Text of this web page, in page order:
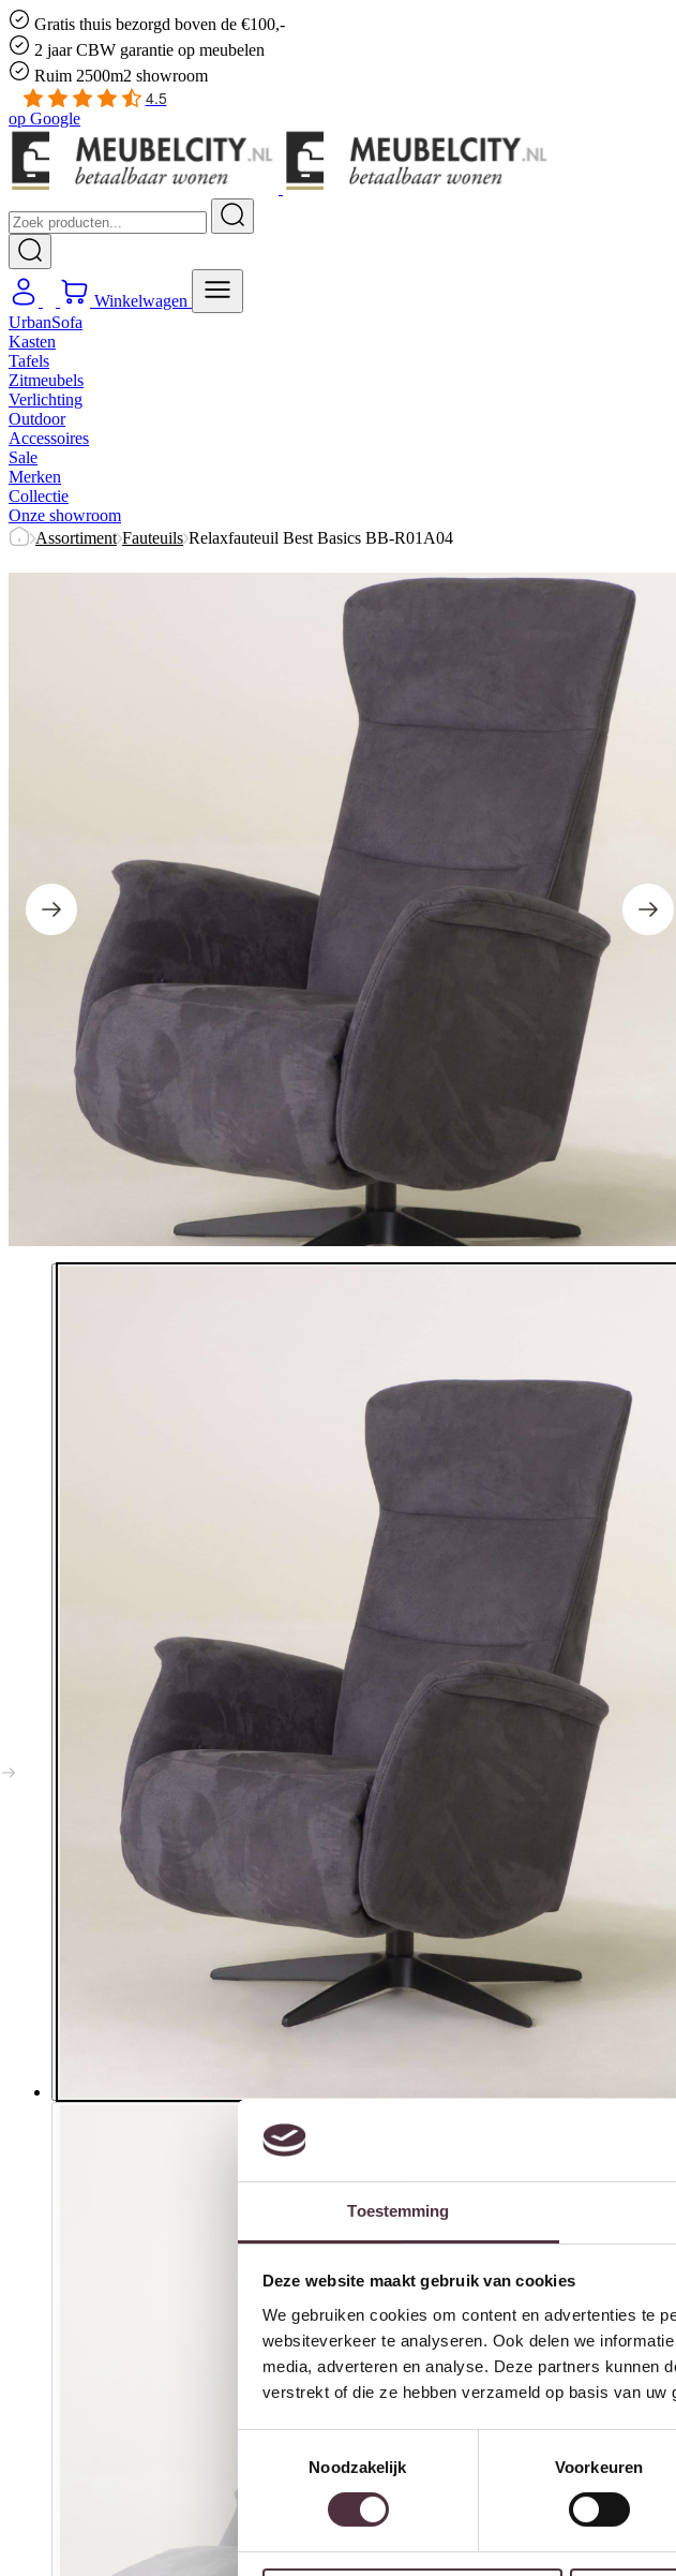
Toestemming
Deze website maakt gebruik van cookies
We gebruiken cookies om content en advertenties te
websiteverkeer te analyseren. Ook delen we
media, adverteren en analyse. Deze partners kunnen
verstrekt of die ze hebben verzameld op basis van uw
Noodzakelijk
Voorkeuren
Gratis thuis bezorgd boven de €100,-
2 jaar CBW garantie op meubelen
Ruim 2500m2 showroom
4.5
op Google
Winkelwagen
UrbanSofa
Kasten
Tafels
Zitmeubels
Verlichting
Outdoor
Accessoires
Sale
Merken
Collectie
Onze showroom
Assortiment Fauteuils Relaxfauteuil Best Basics BB-R01A04